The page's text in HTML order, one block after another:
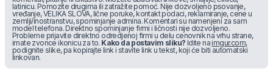
latinicu. Pomozite drugima ili zatražite pomoć. Nije dozvoljeno psovanje,
vređanje, VELIKA SLOVA, lične poruke, kontakt podaci, reklamiranje, cene u
zemlji/inostranstvu, spominjanje admina. Komentari su namenjeni za sam
model telefona. Direktno spominjanje firmi i ličnosti nije dozvoljeno.
Probleme prijavite direktno odredjenoj firmi u delu cenovnik na vrhu strane,
imate zvonce ikonicu za to. Kako da postavim sliku? Idite na imgur.com,
podignite slike, pa kopirajte link i stavite link u tekst, koji će biti automatski
linkovan.